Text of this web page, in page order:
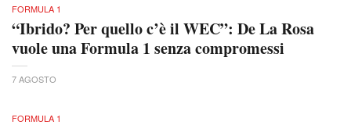
FORMULA 1
“Ibrido? Per quello c’è il WEC”: De La Rosa
vuole una Formula 1 senza compromessi
7 AGOSTO
FORMULA 1